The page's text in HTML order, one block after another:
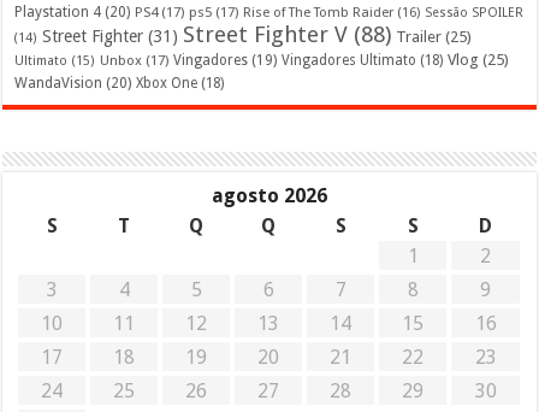
Playstation 4 (20) PS4(17) ps5 (17) Rise of The Tomb Raider (16) Sessão SPOILER
(14) Street Fighter (31) Street Fighter V (88) Trailer (25)
Ultimato (15) Unbox (17) Vingadores (19) Vingadores Ultimato (18) Vlog (25)
WandaVision (20) Xbox One (18)
agosto 2026
S
T Q Q S S
D
1
2
3
4 5 6 7 8
9
10
11 12 13 14 15
16
17
18 19 20 21 22
23
24
25 26 27 28 29
30